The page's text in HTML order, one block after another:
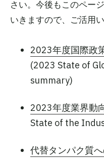
さい。今後もこのペー
いきますので、ご活用
2023年度国際政
(2023 State of
summary)
2023年度業界動
State of the
代替タンパク質